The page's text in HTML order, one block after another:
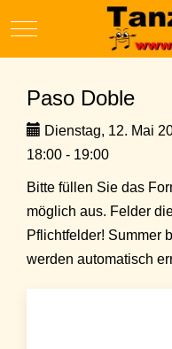
Mobile Menu Toggle
Paso Doble
Dienstag, 12. Mai
18:00 - 19:00
Bitte füllen Sie das
möglich aus. Felder
Pflichtfelder! Summer
werden automatisch